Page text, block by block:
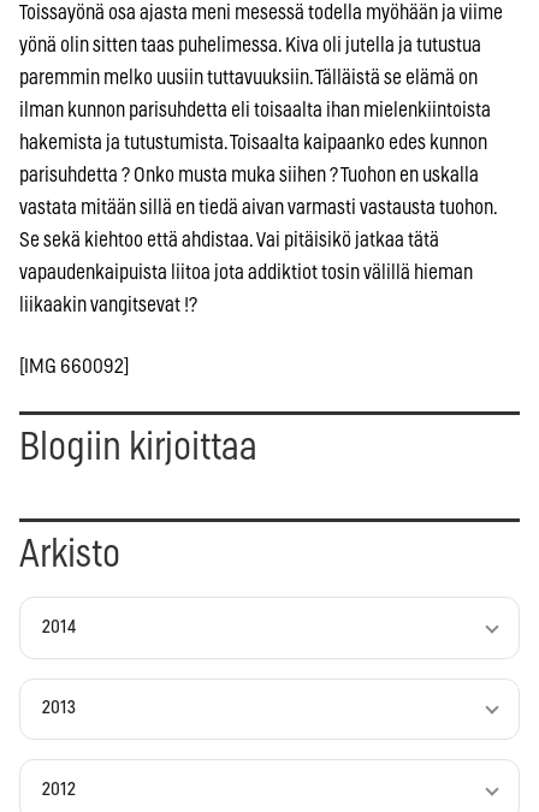
Toissayönä osa ajasta meni mesessä todella myöhään ja viime
yönä olin sitten taas puhelimessa. Kiva oli jutella ja tutustua
paremmin melko uusiin tuttavuuksiin. Tälläistä se elämä on
ilman kunnon parisuhdetta eli toisaalta ihan mielenkiintoista
hakemista ja tutustumista. Toisaalta kaipaanko edes kunnon
parisuhdetta ? Onko musta muka siihen ? Tuohon en uskalla
vastata mitään sillä en tiedä aivan varmasti vastausta tuohon.
Se sekä kiehtoo että ahdistaa. Vai pitäisikö jatkaa tätä
vapaudenkaipuista liitoa jota addiktiot tosin välillä hieman
liikaakin vangitsevat !?
[IMG 660092]
Blogiin kirjoittaa
Arkisto
2014
2013
2012